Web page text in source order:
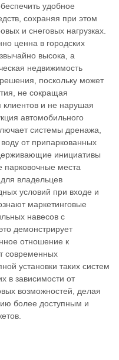
удобное
сохраняя при этом
и снеговых нагрузках.
ценна в городских
высока, а
недвижимость
поскольку может
не сокращая
клиентов и не нарушая
автомобильного
системы дренажа,
от припаркованных
инициативы
парковочные места
владельцев
условий при входе и
маркетинговые
навесов с
демонстрирует
отношение к
современных
установки таких систем
в зависимости от
возможностей, делая
более доступным и